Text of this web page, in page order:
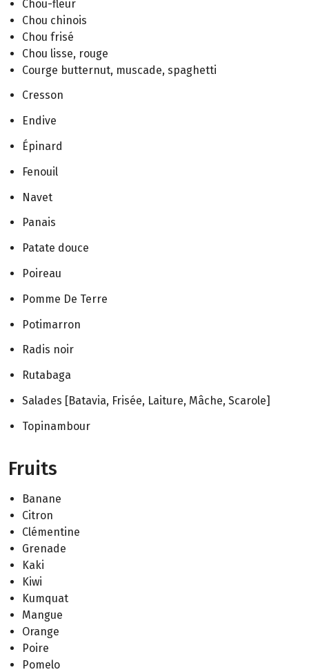
Chou-fleur
Chou chinois
Chou frisé
Chou lisse, rouge
Courge butternut, muscade, spaghetti
Cresson
Endive
Épinard
Fenouil
Navet
Panais
Patate douce
Poireau
Pomme De Terre
Potimarron
Radis noir
Rutabaga
Salades [Batavia, Frisée, Laiture, Mâche, Scarole]
Topinambour
Fruits
Banane
Citron
Clémentine
Grenade
Kaki
Kiwi
Kumquat
Mangue
Orange
Poire
Pomelo